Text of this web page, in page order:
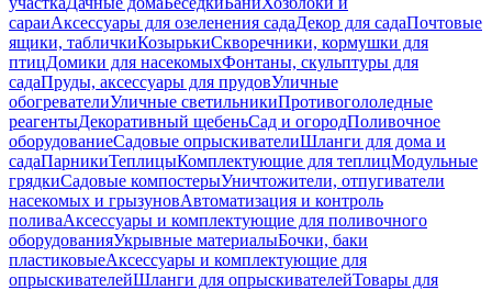
сараиАксессуары для озеленения садаДекор для садаПочтовые
ящики, табличкиКозырькиСкворечники, кормушки для
птицДомики для насекомыхФонтаны, скульптуры для
садаПруды, аксессуары для прудовУличные
обогревателиУличные светильникиПротивогололедные
реагентыДекоративный щебеньСад и огородПоливочное
оборудованиеСадовые опрыскивателиШланги для дома и
садаПарникиТеплицыКомплектующие для теплицМодульные
грядкиСадовые компостерыУничтожители, отпугиватели
насекомых и грызуновАвтоматизация и контроль
поливаАксессуары и комплектующие для поливочного
оборудованияУкрывные материалыБочки, баки
пластиковыеАксессуары и комплектующие для
опрыскивателейШланги для опрыскивателейТовары для